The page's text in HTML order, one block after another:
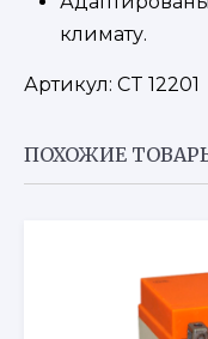
климату.
Артикул: CT 12201
ПОХОЖИЕ